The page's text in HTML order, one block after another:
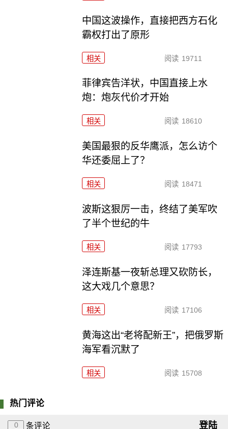
中国这波操作，直接把西方石化
霸权打出了原形
相关 阅读 19711
菲律宾告洋状，中国直接上水
炮：炮灰代价才开始
相关 阅读 18610
美国最狠的反华鹰派，怎么访个
华还委屈上了？
相关 阅读 18471
波斯这狠厉一击，终结了美军吹
了半个世纪的牛
相关 阅读 17793
泽连斯基一夜斩总理又砍防长，
这大戏几个意思？
相关 阅读 17106
黄海这出“老将配新王”，把俄罗斯
海军看沉默了
相关 阅读 15708
热门评论
0 条评论 登陆